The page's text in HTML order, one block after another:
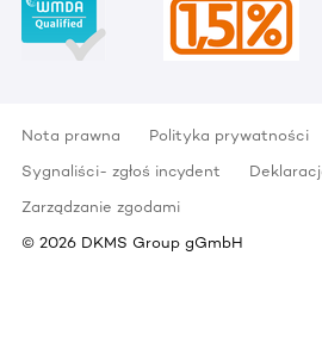
Nota prawna Polityka prywatności
Sygnaliści- zgłoś incydent
Zarządzanie zgodami
© 2026 DKMS Group gGmbH